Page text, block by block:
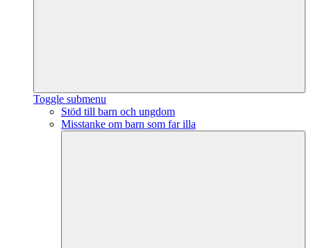
Toggle submenu
Stöd till barn och ungdom
Misstanke om barn som far illa